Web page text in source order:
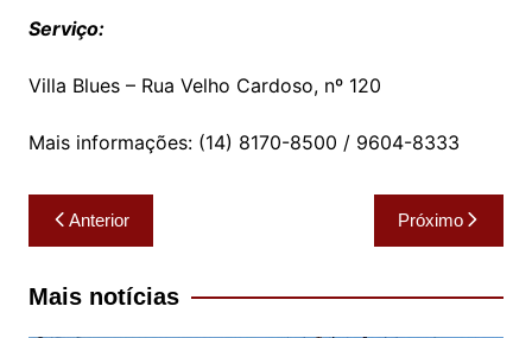
Serviço:
Villa Blues – Rua Velho Cardoso, nº 120
Mais informações: (14) 8170-8500 / 9604-8333
Navegação
de
Post
Anterior Próximo
Mais notícias